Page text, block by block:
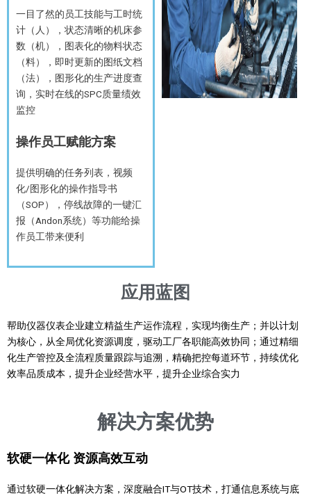
一目了然的员工技能与工时统
计（人），状态清晰的机床参
数（机），图表化的物料状态
（料），即时更新的图纸文档
（法），图形化的生产进度查
询，实时在线的SPC质量绩效
监控
操作员工赋能方案
提供明确的任务列表，视频
化/图形化的操作指导书
（SOP），停线故障的一键汇
报（Andon系统）等功能给操
作员工带来便利
应用蓝图
帮助仪器仪表企业建立精益生产运作流程，实现均衡生产；并以计划
为核心，从全局优化资源调度，驱动工厂各职能高效协同；通过精细
化生产管控及全流程质量跟踪与追溯，精确把控每道环节，持续优化
效率品质成本，提升企业经营水平，提升企业综合实力
解决方案优势
软硬一体化 资源高效互动
通过软硬一体化解决方案，深度融合IT与OT技术，打通信息系统与底